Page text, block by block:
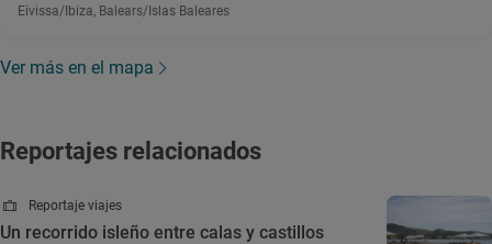
Eivissa/Ibiza, Balears/Islas Baleares
Ver más en el mapa
Reportajes relacionados
Reportaje viajes
Un recorrido isleño entre calas y castillos